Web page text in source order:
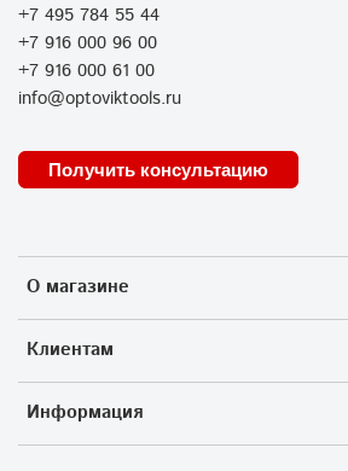
О магазине
Клиентам
Информация
+7 495 784 55 44
+7 916 000 96 00
+7 916 000 61 00
info@optoviktools.ru
Получить консультацию